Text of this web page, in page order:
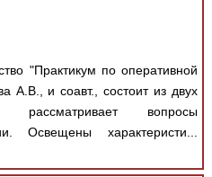
"Практикум по оперативной
А.В., и соавт., состоит из двух
вопросы
Освещены характеристи...